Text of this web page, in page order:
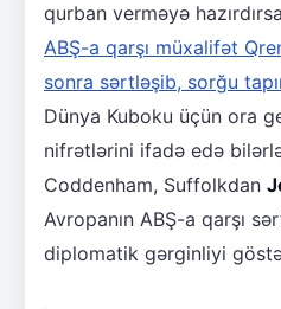
qurban verməyə
ABŞ-a qarşı müxalifət
sonra sərtləşib, sorğu
Dünya Kuboku üçün ora
nifrətlərini ifadə edə
Coddenham, Suffolkdan
Avropanın ABŞ-a qarşı
diplomatik gərginliyi